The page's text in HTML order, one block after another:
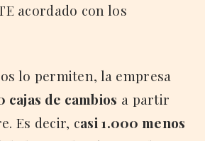
acordado con los
lo permiten, la empresa
cajas de cambios a partir
Es decir, casi 1.000 menos